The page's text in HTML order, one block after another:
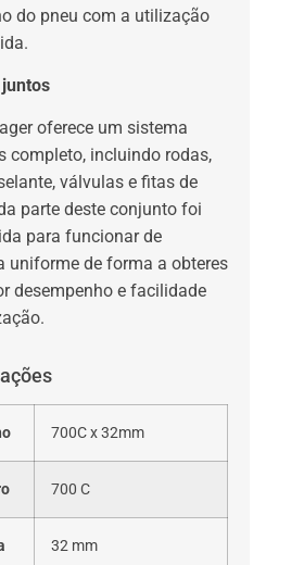
do pneu com a utilização
oferece um sistema
completo, incluindo rodas,
válvulas e fitas de
parte deste conjunto foi
para funcionar de
uniforme de forma a obteres
desempenho e facilidade
700C x 32mm
700 C
32 mm